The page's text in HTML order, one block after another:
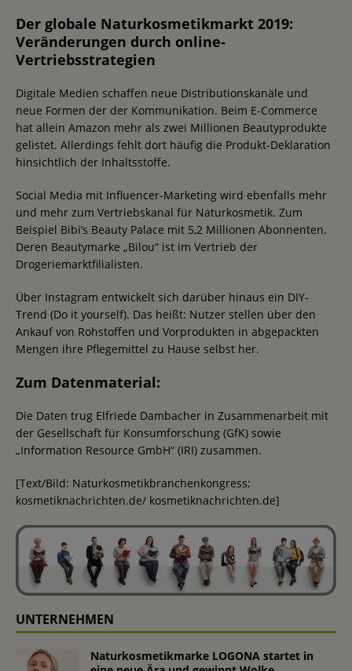
Der globale Naturkosmetikmarkt 2019:
Veränderungen durch online-
Vertriebsstrategien
Digitale Medien schaffen neue Distributionskanäle und
neue Formen der der Kommunikation. Beim E-Commerce
hat allein Amazon mehr als zwei Millionen Beautyprodukte
gelistet. Allerdings fehlt dort häufig die Produkt-Deklaration
hinsichtlich der Inhaltsstoffe.
Social Media mit Influencer-Marketing wird ebenfalls mehr
und mehr zum Vertriebskanal für Naturkosmetik. Zum
Beispiel Bibi’s Beauty Palace mit 5,2 Millionen Abonnenten.
Deren Beautymarke „Bilou“ ist im Vertrieb der
Drogeriemarktfilialisten.
Über Instagram entwickelt sich darüber hinaus ein DIY-
Trend (Do it yourself). Das heißt: Nutzer stellen über den
Ankauf von Rohstoffen und Vorprodukten in abgepackten
Mengen ihre Pflegemittel zu Hause selbst her.
Zum Datenmaterial:
Die Daten trug Elfriede Dambacher in Zusammenarbeit mit
der Gesellschaft für Konsumforschung (GfK) sowie
„Information Resource GmbH“ (IRI) zusammen.
[Text/Bild: Naturkosmetikbranchenkongress;
kosmetiknachrichten.de/ kosmetiknachrichten.de]
UNTERNEHMEN
Naturkosmetikmarke LOGONA startet in